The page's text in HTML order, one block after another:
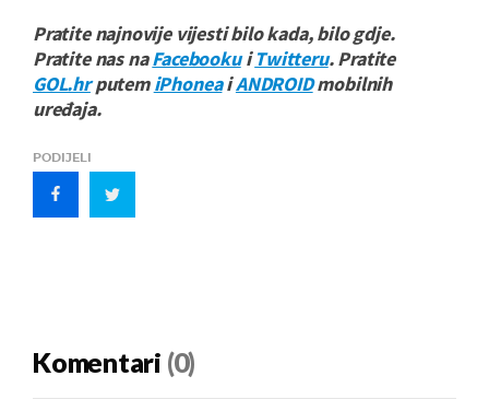
Pratite najnovije vijesti bilo kada, bilo gdje.
Pratite nas naFacebookuiTwitteru. Pratite
GOL.hrputemiPhoneaiANDROIDmobilnih
uređaja.
PODIJELI
Komentari (0)